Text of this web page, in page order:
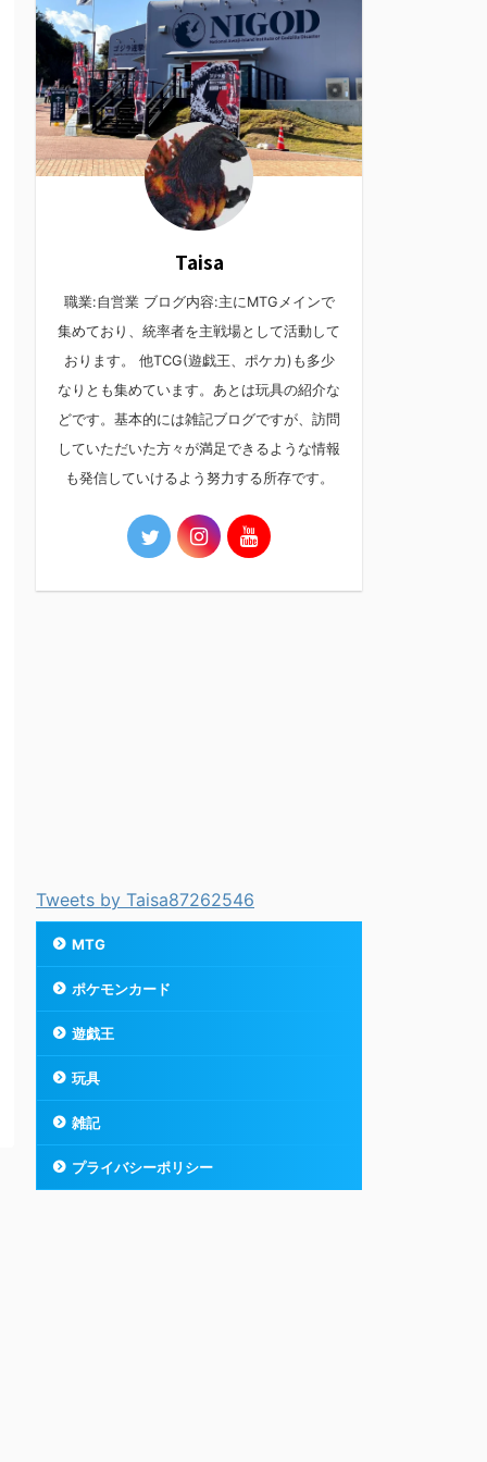
Taisa
職業:自営業 ブログ内容:主にMTGメインで
集めており、統率者を主戦場として活動して
おります。 他TCG(遊戯王、ポケカ)も多少
なりとも集めています。あとは玩具の紹介な
どです。基本的には雑記ブログですが、訪問
していただいた方々が満足できるような情報
も発信していけるよう努力する所存です。
Tweets by Taisa87262546
MTG
ポケモンカード
遊戯王
玩具
雑記
プライバシーポリシー